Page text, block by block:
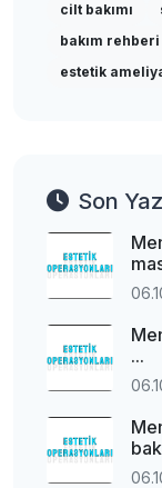
cilt bakımı
bakım rehberi
estetik
Son
...